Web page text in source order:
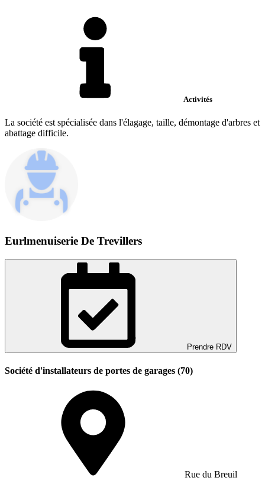
Activités
La société est spécialisée dans l'élagage, taille, démontage d'arbres et
abattage difficile.
Eurlmenuiserie De Trevillers
Prendre RDV
Société d'installateurs de portes de garages (70)
Rue du Breuil